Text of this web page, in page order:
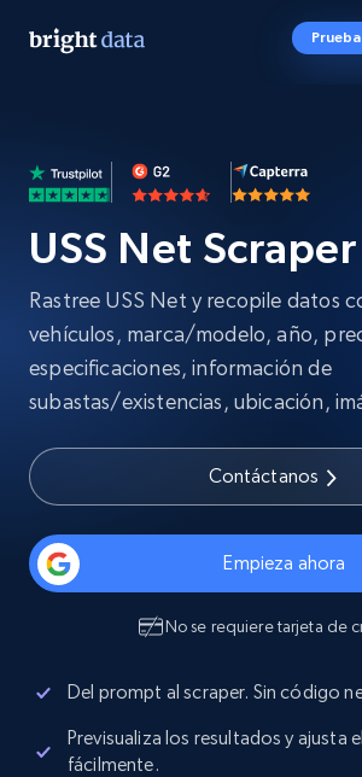
USS Net Scraper
Rastree USS Net y recopile datos
vehículos, marca/modelo, año,
especificaciones, información de
subastas/existencias, ubicación,
Contáctanos
Empieza ahora
No se requiere tarjeta de
Del prompt al scraper. Sin código
Previsualiza los resultados y ajusta
fácilmente.